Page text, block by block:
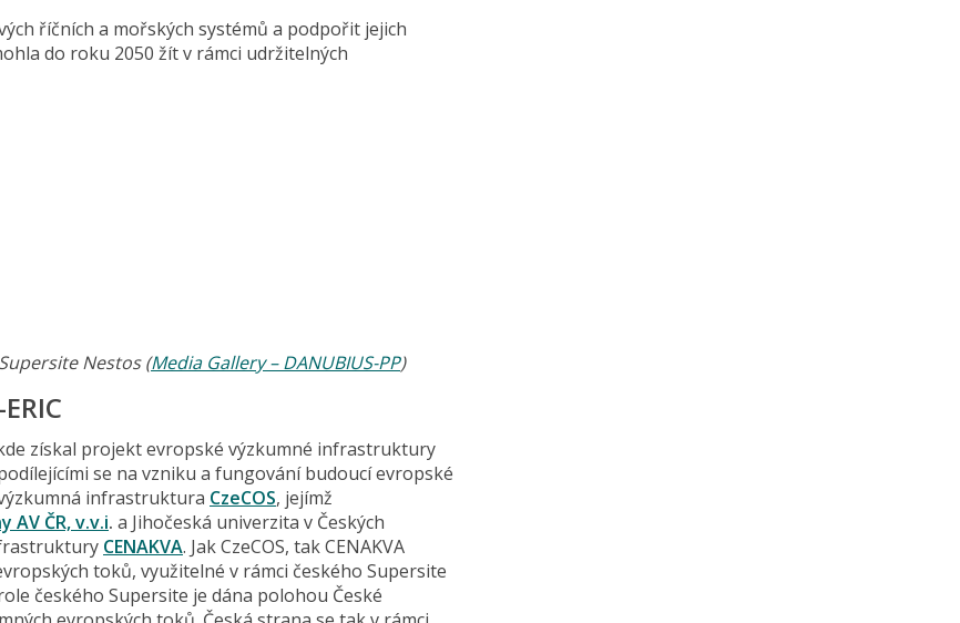
říčních a mořských systémů a podpořit jejich
do roku 2050 žít v rámci udržitelných
Nestos (Media Gallery – DANUBIUS-PP)
získal projekt evropské výzkumné infrastruktury
se na vzniku a fungování budoucí evropské
infrastruktura CzeCOS, jejímž
AV ČR, v.v.i. a Jihočeská univerzita v Českých
CENAKVA. Jak CzeCOS, tak CENAKVA
toků, využitelné v rámci českého Supersite
českého Supersite je dána polohou České